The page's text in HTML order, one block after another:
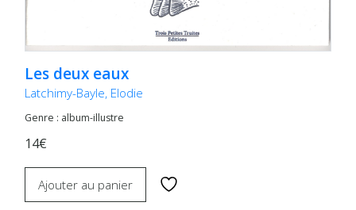
Les deux eaux
Latchimy-Bayle, Elodie
Genre : album-illustre
14€
Ajouter au panier